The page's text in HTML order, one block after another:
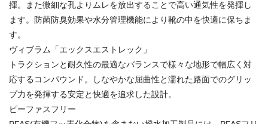
揮。また微細な孔よりムレを放出することで高い通気性を発揮し
ます。防菌防臭効果や水分管理機能により靴の中を快適に保ちま
す。
ヴィブラム「エックスエストレック」
トラクションと耐久性の最適なバランスで様々な地形で幅広く対
応するコンパウンド。しなやかな屈曲性と濡れた路面でのグリッ
プ力を発揮する安定と快適を追求した設計。
ピーファスフリー